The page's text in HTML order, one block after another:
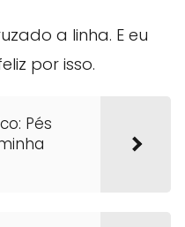
a linha. E eu
por isso.
Pés